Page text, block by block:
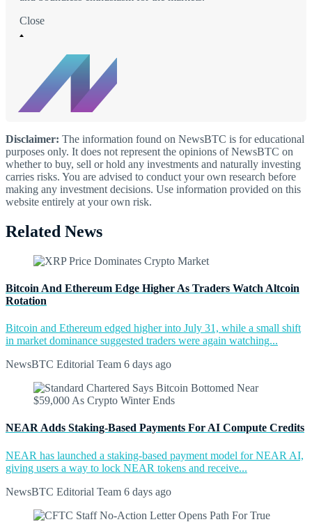
Close
Disclaimer: The information found on NewsBTC is for educational
purposes only. It does not represent the opinions of NewsBTC on
whether to buy, sell or hold any investments and naturally investing
carries risks. You are advised to conduct your own research before
making any investment decisions. Use information provided on this
website entirely at your own risk.
Related News
Bitcoin And Ethereum Edge Higher As Traders Watch Altcoin
Rotation
Bitcoin and Ethereum edged higher into July 31, while a small shift
in market dominance suggested traders were again watching...
NewsBTC Editorial Team 6 days ago
NEAR Adds Staking-Based Payments For AI Compute Credits
NEAR has launched a staking-based payment model for NEAR AI,
giving users a way to lock NEAR tokens and receive...
NewsBTC Editorial Team 6 days ago